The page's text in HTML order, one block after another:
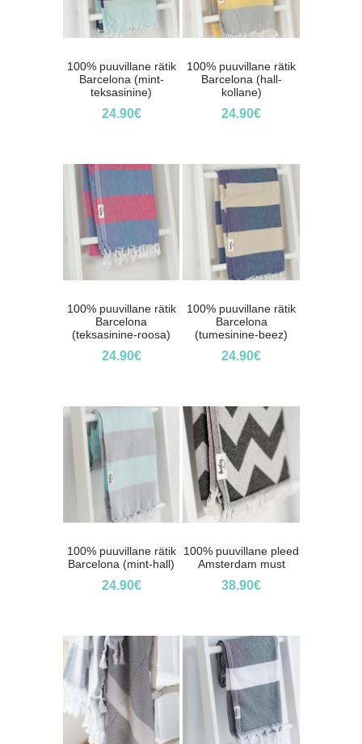
100% puuvillane rätik
Barcelona (mint-
teksasinine)
24.90€
100% puuvillane rätik
Barcelona (hall-
kollane)
24.90€
100% puuvillane rätik
Barcelona
(teksasinine-roosa)
24.90€
100% puuvillane rätik
Barcelona
(tumesinine-beez)
24.90€
100% puuvillane rätik
Barcelona (mint-hall)
24.90€
100% puuvillane pleed
Amsterdam must
38.90€